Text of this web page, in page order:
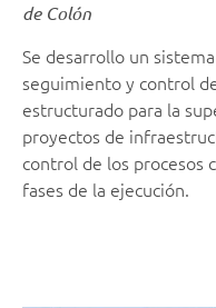
de Colón
Se desarrollo un
seguimiento y control
estructurado para la
proyectos de
control de los procesos
fases de la ejecución.